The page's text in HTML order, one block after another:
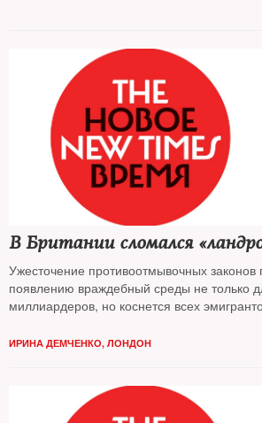
В Британии сломался
Ужесточение противоотмывочных законов
появлению враждебный среды не только
миллиардеров, но коснется всех
ИРИНА ДЕМЧЕНКО, ЛОНДОН